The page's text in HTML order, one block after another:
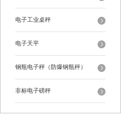
电子工业桌秤
电子天平
钢瓶电子秤（防爆钢瓶秤）
非标电子磅秤